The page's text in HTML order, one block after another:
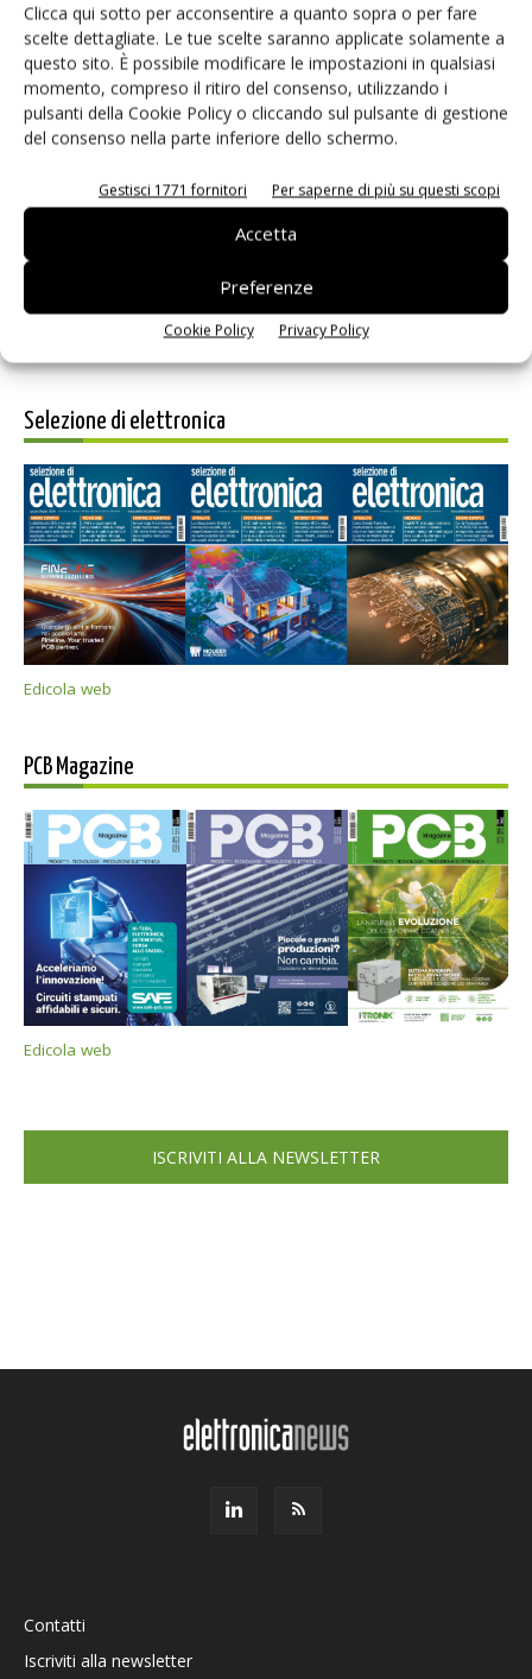
Clicca qui sotto per acconsentire a quanto sopra o per fare
scelte dettagliate. Le tue scelte saranno applicate solamente a
questo sito. È possibile modificare le impostazioni in qualsiasi
momento, compreso il ritiro del consenso, utilizzando i
pulsanti della Cookie Policy o cliccando sul pulsante di gestione
del consenso nella parte inferiore dello schermo.
Gestisci 1771 fornitori Per saperne di più su questi scopi
Accetta
Preferenze
Cookie Policy Privacy Policy
prossimi commenti.
Selezione di elettronica
Edicola web
PCB Magazine
Edicola web
ISCRIVITI ALLA NEWSLETTER
Contatti
Iscriviti alla newsletter